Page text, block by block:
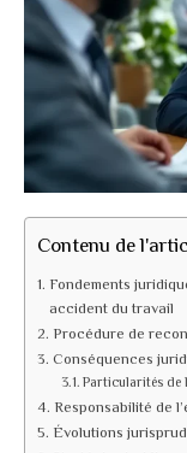
Contenu de
Fondements
accident du travail
Procédure de
Conséquences
Particularités de
Responsabilité de
Évolutions